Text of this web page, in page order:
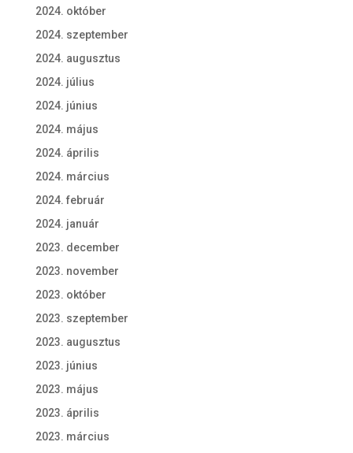
2024. október
2024. szeptember
2024. augusztus
2024. július
2024. június
2024. május
2024. április
2024. március
2024. február
2024. január
2023. december
2023. november
2023. október
2023. szeptember
2023. augusztus
2023. június
2023. május
2023. április
2023. március